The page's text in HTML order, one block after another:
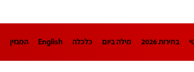
בחירות 2026 מילה ביום כלכלה English המגזין